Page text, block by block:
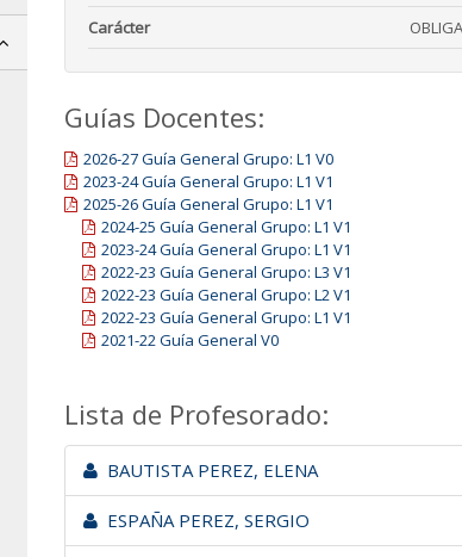
Carácter
Guías Docentes:
2026-27 Guía General Grupo: L1 V0
2023-24 Guía General Grupo: L1 V1
2025-26 Guía General Grupo: L1 V1
2024-25 Guía General Grupo: L1 V1
2023-24 Guía General Grupo: L1 V1
2022-23 Guía General Grupo: L3 V1
2022-23 Guía General Grupo: L2 V1
2022-23 Guía General Grupo: L1 V1
2021-22 Guía General V0
Lista de Profesorado:
BAUTISTA PEREZ, ELENA
ESPAÑA PEREZ, SERGIO